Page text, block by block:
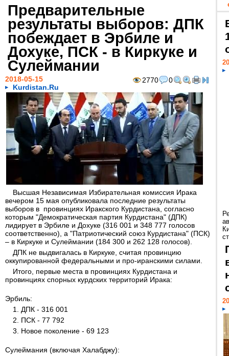
Предварительные
результаты выборов: ДПК
побеждает в Эрбиле и
Дохуке, ПСК - в Киркуке и
Сулеймании
2770 0
2018-05-15
Kurdistan.Ru
Высшая Независимая Избирательная комиссия Ирака
вечером 15 мая опубликовала последние результаты
выборов в провинциях Иракского Курдистана, согласно
которым "Демократическая партия Курдистана" (ДПК)
лидирует в Эрбиле и Дохуке (316 001 и 348 777 голосов
соответственно), а "Патриотический союз Курдистана" (ПСК)
– в Киркуке и Сулеймании (184 300 и 262 128 голосов).
ДПК не выдвигалась в Киркуке, считая провинцию
оккупированной федеральными и про-иранскими силами.
Итого, первые места в провинциях Курдистана и
провинциях спорных курдских территорий Ирака:
Эрбиль:
1. ДПК - 316 001
2. ПСК - 77 792
3. Новое поколение - 69 123
Сулеймания (включая Халабджу):